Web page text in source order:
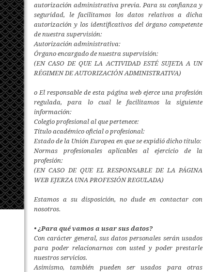
autorización administrativa previa. Para su confianza y
seguridad, le facilitamos los datos relativos a dicha
autorización y los identificativos del órgano competente
de nuestra supervisión:
Autorización administrativa:
Órgano encargado de nuestra supervisión:
(EN CASO DE QUE LA ACTIVIDAD ESTÉ SUJETA A UN
RÉGIMEN DE AUTORIZACIÓN ADMINISTRATIVA)
o El responsable de esta página web ejerce una profesión
regulada, para lo cual le facilitamos la siguiente
información:
Colegio profesional al que pertenece:
Título académico oficial o profesional:
Estado de la Unión Europea en que se expidió dicho título:
Normas profesionales aplicables al ejercicio de la
profesión:
(EN CASO DE QUE EL RESPONSABLE DE LA PÁGINA
WEB EJERZA UNA PROFESIÓN REGULADA)
Estamos a su disposición, no dude en contactar con
nosotros.
• ¿Para qué vamos a usar sus datos?
Con carácter general, sus datos personales serán usados
para poder relacionarnos con usted y poder prestarle
nuestros servicios.
Asimismo, también pueden ser usados para otras